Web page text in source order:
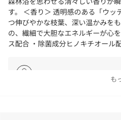
す。 ＜香り＞ 透明感のある「ウ
つ伸びやかな枝葉、深い温かみを
の、繊細で大胆なエネルギーが心
ス配合 ・除菌成分ヒノキチオール
も